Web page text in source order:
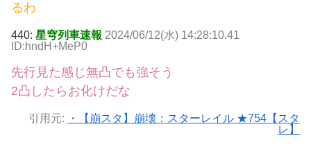
るわ
440: 星穹列車速報 2024/06/12(水) 14:28:10.41
ID:hndH+MeP0
先行見た感じ無凸でも強そう
2凸したらお化けだな
引用元:
・【崩スタ】崩壊：スターレイル ★754【スタ
レ】